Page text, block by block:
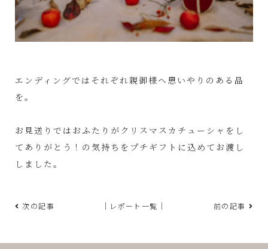
エンディングではそれぞれ親御様へ思いやりのある品
を。
お見送りではおふたりがクリスマスカチューシャをし
てありがとう！の気持ちをプチギフトに込めてお渡し
しました。
次の記事 ｜レポート一覧｜ 前の記事